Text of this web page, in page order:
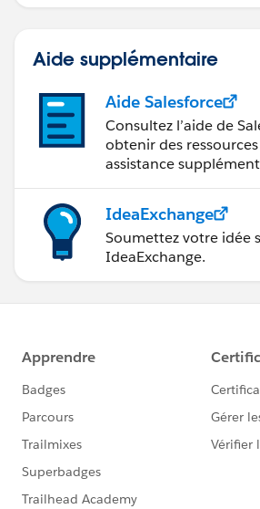
Aide supplémentaire
Aide Salesforce
Consultez l’aide de
obtenir des
assistance
IdeaExchange
Soumettez votre idée
IdeaExchange.